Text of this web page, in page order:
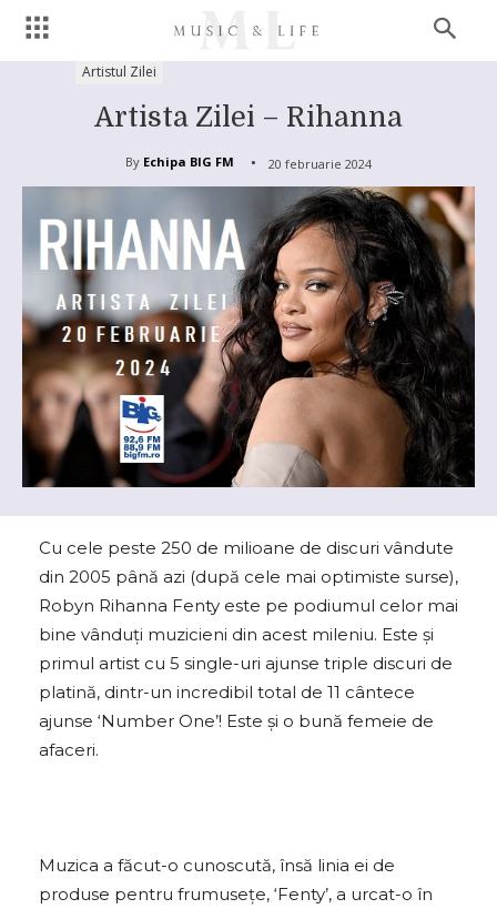
Artistul Zilei
Artista Zilei – Rihanna
By Echipa BIG FM 20 februarie 2024
Cu cele peste 250 de milioane de discuri vândute
din 2005 până azi (după cele mai optimiste surse),
Robyn Rihanna Fenty este pe podiumul celor mai
bine vânduți muzicieni din acest mileniu. Este și
primul artist cu 5 single-uri ajunse triple discuri de
platină, dintr-un incredibil total de 11 cântece
ajunse ‘Number One’! Este și o bună femeie de
afaceri.
Muzica a făcut-o cunoscută, însă linia ei de
produse pentru frumusețe, ‘Fenty’, a urcat-o în